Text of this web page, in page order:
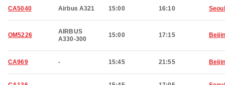
CA5040 Airbus A321 15:00 16:10 Seoul
OM5226
AIRBUS
A330-300
15:00 17:15
CA969 - 15:45 21:55